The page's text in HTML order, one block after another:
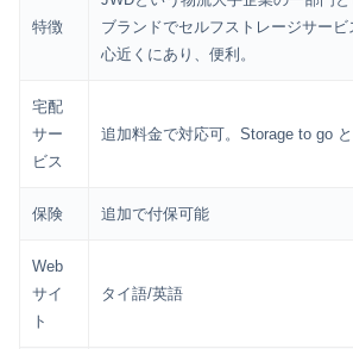
特徴
ブランドでセルフストレージサー
心近くにあり、便利。
宅配
サー
ビス
追加料金で対応可。Storage to go
保険 追加で付保可能
Web
サイ
ト
タイ語/英語